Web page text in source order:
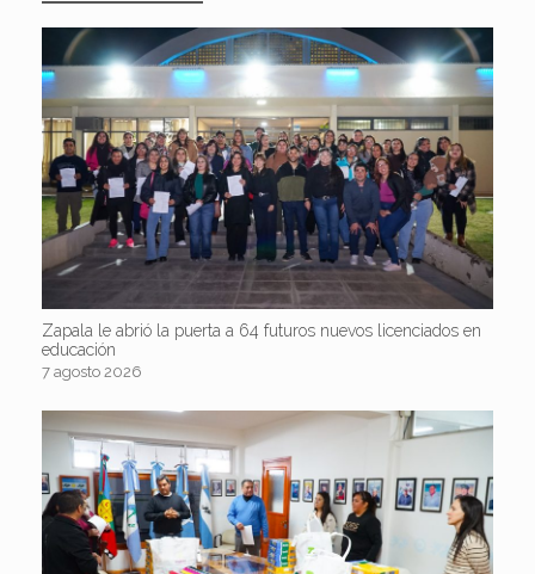
Zapala le abrió la puerta a 64 futuros nuevos licenciados en
educación
7 agosto 2026